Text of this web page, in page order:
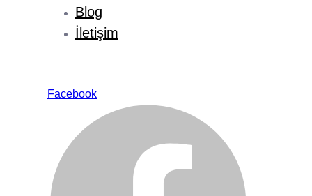
Blog
İletişim
Facebook